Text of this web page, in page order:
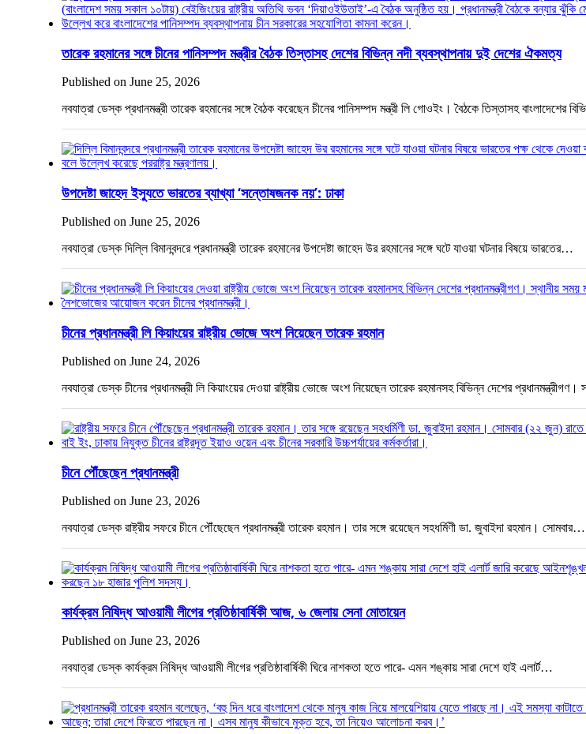
তারেক রহমানের সঙ্গে চীনের পানিসম্পদ মন্ত্রীর বৈঠক তিস্তাসহ দেশের বিভিন্ন নদী ব্যবস্থাপনায় দুই দেশের ঐকমত্য
Published on June 25, 2026
নবযাত্রা ডেস্ক প্রধানমন্ত্রী তারেক রহমানের সঙ্গে বৈঠক করেছেন চীনের পানিসম্পদ মন্ত্রী লি গোওইং। বৈঠকে তিস্তাসহ বাংলাদেশের
উপদেষ্টা জাহেদ ইস্যুতে ভারতের ব্যাখ্যা ‘সন্তোষজনক নয়’: ঢাকা
Published on June 25, 2026
নবযাত্রা ডেস্ক দিল্লি বিমানবন্দরে প্রধানমন্ত্রী তারেক রহমানের উপদেষ্টা জাহেদ উর রহমানের সঙ্গে ঘটে যাওয়া ঘটনার বিষয়ে ভারতের…
চীনের প্রধানমন্ত্রী লি কিয়াংয়ের রাষ্ট্রীয় ভোজে অংশ নিয়েছেন তারেক রহমান
Published on June 24, 2026
নবযাত্রা ডেস্ক চীনের প্রধানমন্ত্রী লি কিয়াংয়ের দেওয়া রাষ্ট্রীয় ভোজে অংশ নিয়েছেন তারেক রহমানসহ বিভিন্ন দেশের
চীনে পৌঁছেছেন প্রধানমন্ত্রী
Published on June 23, 2026
নবযাত্রা ডেস্ক রাষ্ট্রীয় সফরে চীনে পৌঁছেছেন প্রধানমন্ত্রী তারেক রহমান। তার সঙ্গে রয়েছেন সহধর্মিণী ডা. জুবাইদা রহমান। সোমবার…
কার্যক্রম নিষিদ্ধ আওয়ামী লীগের প্রতিষ্ঠাবার্ষিকী আজ, ৬ জেলায় সেনা মোতায়েন
Published on June 23, 2026
নবযাত্রা ডেস্ক কার্যক্রম নিষিদ্ধ আওয়ামী লীগের প্রতিষ্ঠাবার্ষিকী ঘিরে নাশকতা হতে পারে- এমন শঙ্কায় সারা দেশে হাই এলার্ট…